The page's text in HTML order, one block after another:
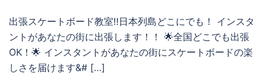
出張スケートボード教室‼️日本列島どこにでも！ インスタ
ントがあなたの街に出張します！！ 🌟全国どこでも出張
OK！🌟 インスタントがあなたの街にスケートボードの楽
しさを届けます&# […]